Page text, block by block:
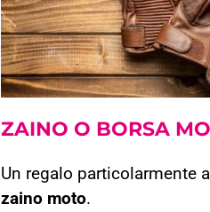
ZAINO O BORSA
Un regalo particolarmente
zaino moto.